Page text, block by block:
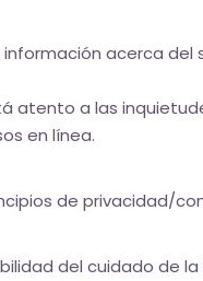
información acerca
atento a las
en línea.
de
del cuidado